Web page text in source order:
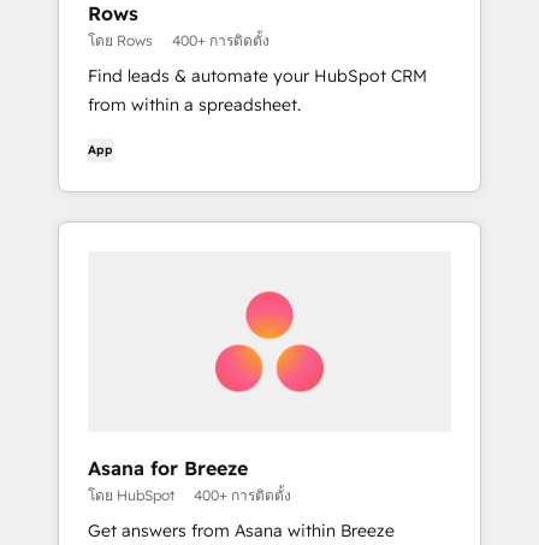
Rows
โดย Rows 400+ การติดตั้ง
Find leads & automate your HubSpot CRM
from within a spreadsheet.
App
Asana for Breeze
โดย HubSpot 400+ การติดตั้ง
Get answers from Asana within Breeze